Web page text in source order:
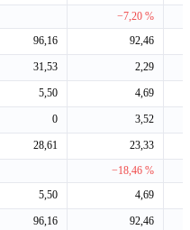
−7,20 %
96,16 92,46
31,53 2,29
5,50 4,69
0 3,52
28,61
23,33
−18,46 %
5,50 4,69
96,16 92,46